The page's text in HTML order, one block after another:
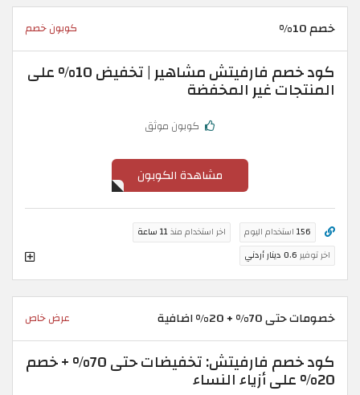
خصم 10% كوبون خصم
كود خصم فارفيتش مشاهير | تخفيض 10% على
المنتجات غير المخفضة
كوبون موثق
مشاهدة الكوبون
156 استخدام اليوم اخر استخدام منذ11 ساعة
اخر توفير 0.6 دينار أردني
خصومات حتى 70% + 20% اضافية عرض خاص
كود خصم فارفيتش: تخفيضات حتى 70% + خصم
20% على أزياء النساء